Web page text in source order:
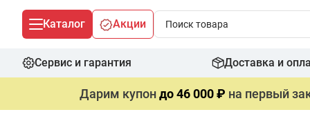
Каталог Акции
Сервис и гарантия Доставка и
Дарим купондо 46 000 ₽ на первый